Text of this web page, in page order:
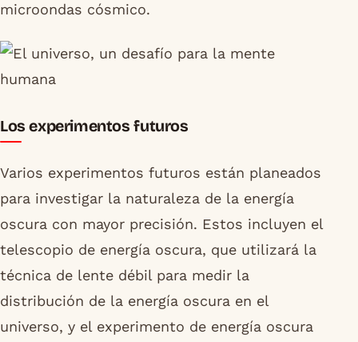
microondas cósmico.
Los experimentos futuros
Varios experimentos futuros están planeados
para investigar la naturaleza de la energía
oscura con mayor precisión. Estos incluyen el
telescopio de energía oscura, que utilizará la
técnica de lente débil para medir la
distribución de la energía oscura en el
universo, y el experimento de energía oscura